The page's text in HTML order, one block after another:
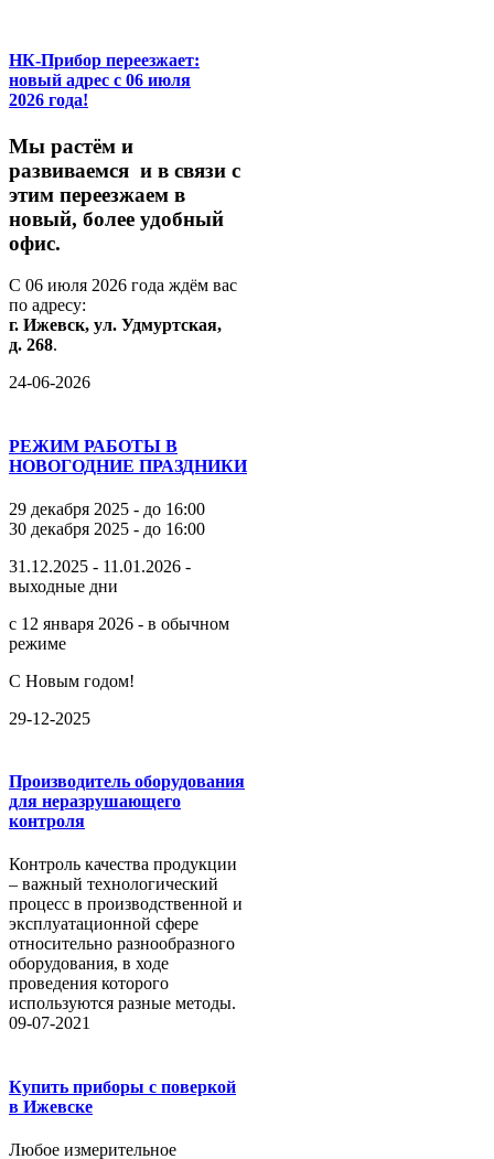
НК-Прибор переезжает:
новый адрес с 06 июля
2026 года!
Мы растём и
развиваемся и в связи с
этим переезжаем в
новый, более удобный
офис.
С 06 июля 2026 года ждём вас
по адресу:
г. Ижевск, ул. Удмуртская,
д. 268.
24-06-2026
РЕЖИМ РАБОТЫ В
НОВОГОДНИЕ ПРАЗДНИКИ
29 декабря 2025 - до 16:00
30 декабря 2025 - до 16:00
31.12.2025 - 11.01.2026 -
выходные дни
с 12 января 2026 - в обычном
режиме
С Новым годом!
29-12-2025
Производитель оборудования
для неразрушающего
контроля
Контроль качества продукции
– важный технологический
процесс в производственной и
эксплуатационной сфере
относительно разнообразного
оборудования, в ходе
проведения которого
используются разные методы.
09-07-2021
Купить приборы с поверкой
в Ижевске
Любое измерительное